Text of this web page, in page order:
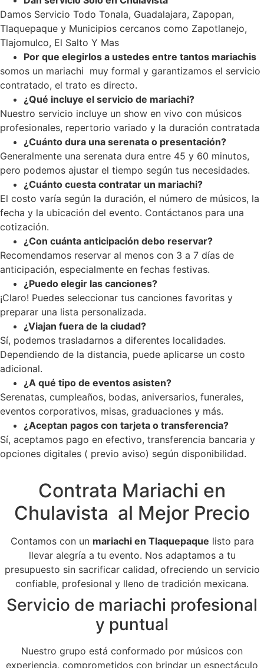
Damos Servicio Todo Tonala, Guadalajara, Zapopan,
Tlaquepaque y Municipios cercanos como Zapotlanejo,
Tlajomulco, El Salto Y Mas
Por que elegirlos a ustedes entre tantos mariachis
somos un mariachi muy formal y garantizamos el servicio
contratado, el trato es directo.
¿Qué incluye el servicio de mariachi?
Nuestro servicio incluye un show en vivo con músicos
profesionales, repertorio variado y la duración contratada
¿Cuánto dura una serenata o presentación?
Generalmente una serenata dura entre 45 y 60 minutos,
pero podemos ajustar el tiempo según tus necesidades.
¿Cuánto cuesta contratar un mariachi?
El costo varía según la duración, el número de músicos, la
fecha y la ubicación del evento. Contáctanos para una
cotización.
¿Con cuánta anticipación debo reservar?
Recomendamos reservar al menos con 3 a 7 días de
anticipación, especialmente en fechas festivas.
¿Puedo elegir las canciones?
¡Claro! Puedes seleccionar tus canciones favoritas y
preparar una lista personalizada.
¿Viajan fuera de la ciudad?
Sí, podemos trasladarnos a diferentes localidades.
Dependiendo de la distancia, puede aplicarse un costo
adicional.
¿A qué tipo de eventos asisten?
Serenatas, cumpleaños, bodas, aniversarios, funerales,
eventos corporativos, misas, graduaciones y más.
¿Aceptan pagos con tarjeta o transferencia?
Sí, aceptamos pago en efectivo, transferencia bancaria y
opciones digitales ( previo aviso) según disponibilidad.
Contrata Mariachi en
Chulavista al Mejor Precio
Contamos con un mariachi en Tlaquepaque listo para
llevar alegría a tu evento. Nos adaptamos a tu
presupuesto sin sacrificar calidad, ofreciendo un servicio
confiable, profesional y lleno de tradición mexicana.
Servicio de mariachi profesional
y puntual
Nuestro grupo está conformado por músicos con
experiencia, comprometidos con brindar un espectáculo